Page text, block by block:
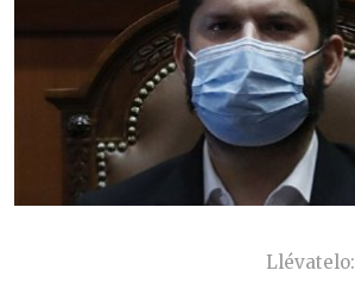
Llévatelo: